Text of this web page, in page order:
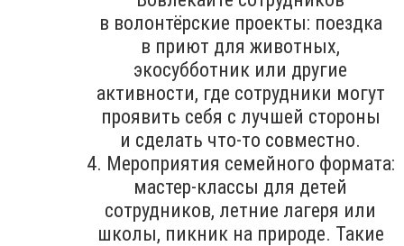
в волонтёрские проекты: поездка
в приют для животных,
экосубботник или другие
активности, где сотрудники могут
проявить себя с лучшей стороны
и сделать что-то совместно.
4. Мероприятия семейного формата:
мастер-классы для детей
сотрудников, летние лагеря или
школы, пикник на природе. Такие